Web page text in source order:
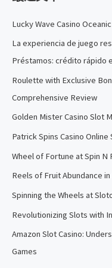
Lucky Wave Casino
La experiencia de juego
Préstamos: crédito rápido
Roulette with Exclusive
Comprehensive Review
Golden Mister Casino Slot
Patrick Spins Casino
Wheel of Fortune at Spin N
Reels of Fruit Abundance
Spinning the Wheels at
Revolutionizing Slots with
Amazon Slot Casino:
Games